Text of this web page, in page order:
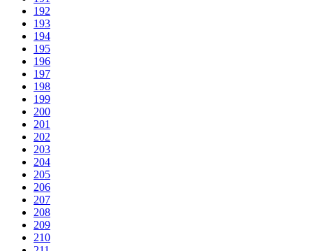
192
193
194
195
196
197
198
199
200
201
202
203
204
205
206
207
208
209
210